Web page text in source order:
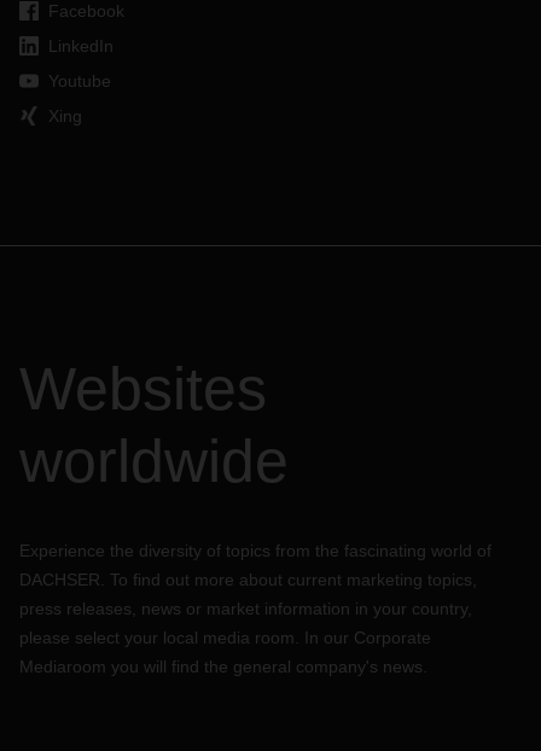
Facebook
LinkedIn
Youtube
Xing
Websites
worldwide
Experience the diversity of topics from the fascinating world of
DACHSER. To find out more about current marketing topics,
press releases, news or market information in your country,
please select your local media room. In our Corporate
Mediaroom you will find the general company's news.